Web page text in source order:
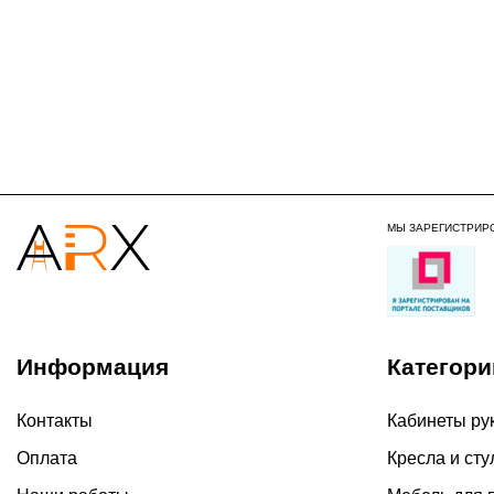
МЫ
Информация
Контакты
Оплата
Кабинеты
Кресла и